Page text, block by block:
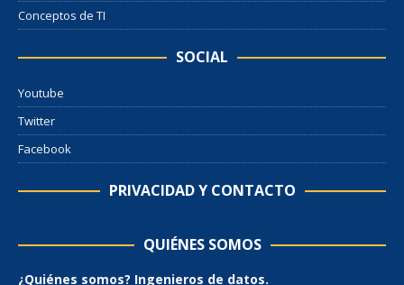
Conceptos de TI
SOCIAL
Youtube
Twitter
Facebook
PRIVACIDAD Y CONTACTO
QUIÉNES SOMOS
¿Quiénes somos? Ingenieros de datos.